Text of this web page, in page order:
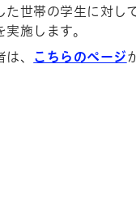
た世帯の学生に対し
施します。
、
こちらのページ